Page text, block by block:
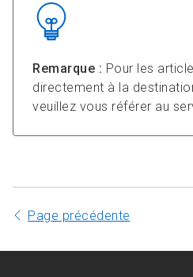
Remarque : Pour les
directement à la
veuillez vous référer au
Page précédente